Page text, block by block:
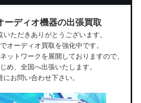
ーディオ機器の出張買取
いただきありがとうございます。
オーディオ買取を強化中です。
ットワークを展開しておりますので、
め、全国へ出張いたします。
にお問い合わせ下さい。